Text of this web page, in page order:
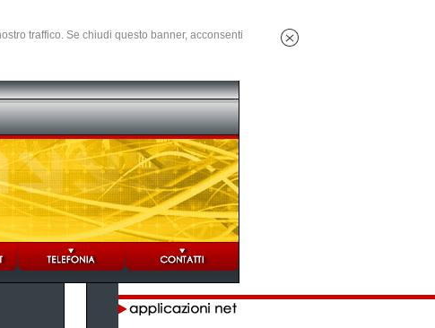
traffico. Se chiudi questo banner, acconsenti